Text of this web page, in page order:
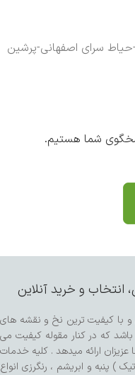
حیاط سرای اصفهانی-پرشین
انتخاب و خرید آنلاین
و با کیفیت ترین نخ و نقشه های
که در کنار مقوله کیفیت می
ارائه میدهد . کلیه خدمات
) پنبه و ابریشم ، رنگرزی انواع